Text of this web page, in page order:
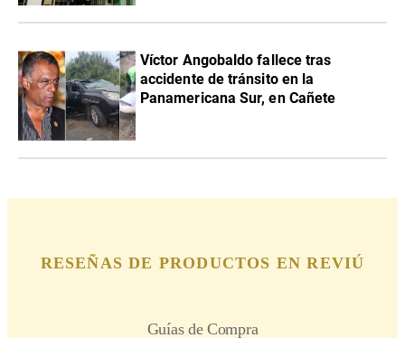
Víctor Angobaldo fallece tras
accidente de tránsito en la
Panamericana Sur, en Cañete